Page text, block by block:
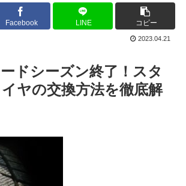
Facebook LINE コピー
2023.04.21
ードシーズン終了！スタ
ヤの交換方法を徹底解